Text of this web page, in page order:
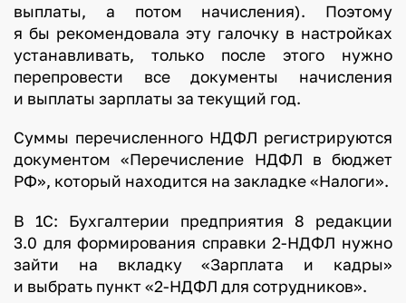
выплаты, а потом начисления). Поэтому
я бы рекомендовала эту галочку в настройках
устанавливать, только после этого нужно
перепровести все документы начисления
и выплаты зарплаты за текущий год.
Суммы перечисленного НДФЛ регистрируются
документом «Перечисление НДФЛ в бюджет
РФ», который находится на закладке «Налоги».
В 1С: Бухгалтерии предприятия 8 редакции
3.0 для формирования справки 2-НДФЛ нужно
зайти на вкладку «Зарплата и кадры»
и выбрать пункт «2-НДФЛ для сотрудников».